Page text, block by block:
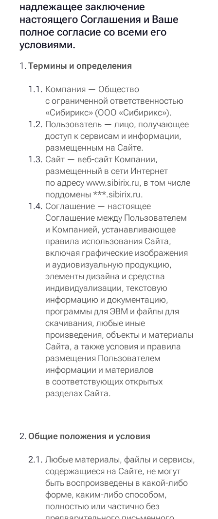
надлежащее заключение
настоящего Соглашения и Ваше
полное согласие со всеми его
условиями.
Термины и определения
Компания — Общество
с ограниченной ответственностью
«Сибирикс» (ООО «Сибирикс»).
Пользователь — лицо, получающее
доступ к сервисам и информации,
размещенным на Сайте.
Сайт — веб-сайт Компании,
размещенный в сети Интернет
по адресу www.sibirix.ru, в том числе
поддомены ***.sibirix.ru.
Соглашение — настоящее
Соглашение между Пользователем
и Компанией, устанавливающее
правила использования Сайта,
включая графические изображения
и аудиовизуальную продукцию,
элементы дизайна и средства
индивидуализации, текстовую
информацию и документацию,
программы для ЭВМ и файлы для
скачивания, любые иные
произведения, объекты и материалы
Сайта, а также условия и правила
размещения Пользователем
информации и материалов
в соответствующих открытых
разделах Сайта.
Общие положения и условия
Любые материалы, файлы и сервисы,
содержащиеся на Сайте, не могут
быть воспроизведены в какой-либо
форме, каким-либо способом,
полностью или частично без